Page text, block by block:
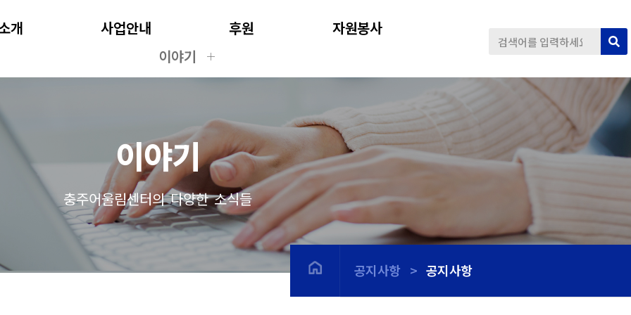
개 사업안내 후원
자원봉사
이야기
이야기
충주어울림센터의 다양한 소식들
공지사항 > 공지사항